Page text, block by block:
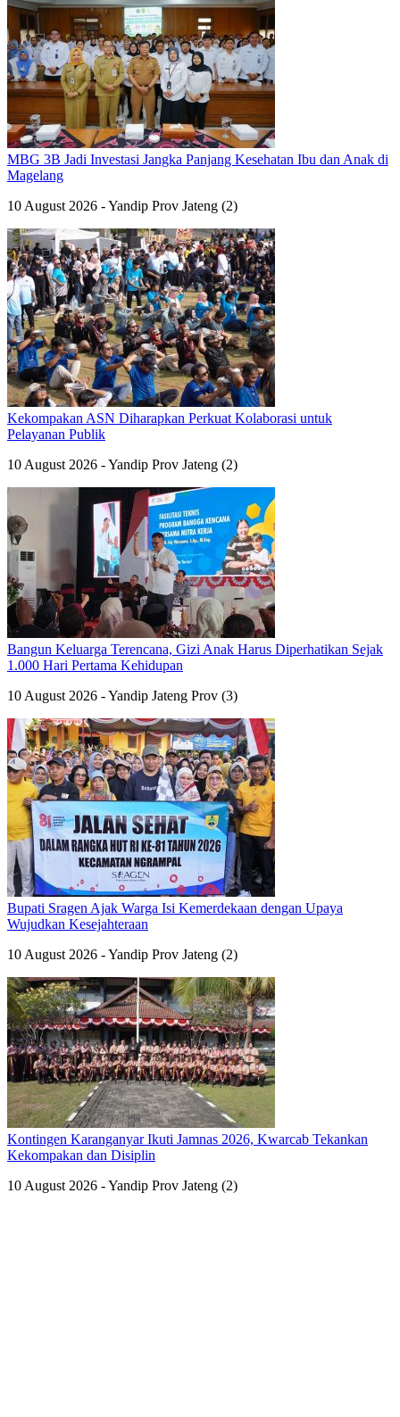
MBG 3B Jadi Investasi Jangka Panjang Kesehatan Ibu dan Anak di
Magelang
10 August 2026 - Yandip Prov Jateng (2)
Kekompakan ASN Diharapkan Perkuat Kolaborasi untuk
Pelayanan Publik
10 August 2026 - Yandip Prov Jateng (2)
Bangun Keluarga Terencana, Gizi Anak Harus Diperhatikan Sejak
1.000 Hari Pertama Kehidupan
10 August 2026 - Yandip Jateng Prov (3)
Bupati Sragen Ajak Warga Isi Kemerdekaan dengan Upaya
Wujudkan Kesejahteraan
10 August 2026 - Yandip Prov Jateng (2)
Kontingen Karanganyar Ikuti Jamnas 2026, Kwarcab Tekankan
Kekompakan dan Disiplin
10 August 2026 - Yandip Prov Jateng (2)